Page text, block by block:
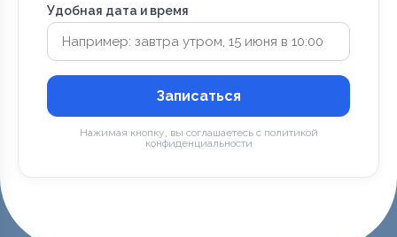
Удобная дата и время
Записаться
Нажимая кнопку, вы соглашаетесь с политикой
конфиденциальности